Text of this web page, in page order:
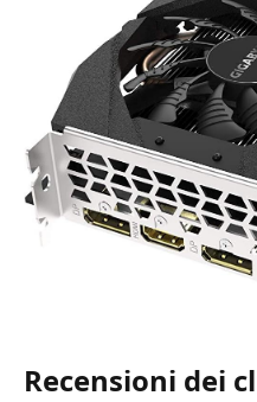
Recensioni dei